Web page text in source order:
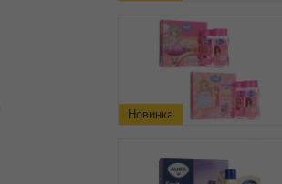
Новинка